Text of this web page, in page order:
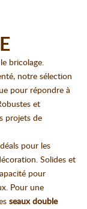
bricolage.
notre sélection
pour répondre à
et
projets de
pour les
Solides et
pour
Pour une
seaux double